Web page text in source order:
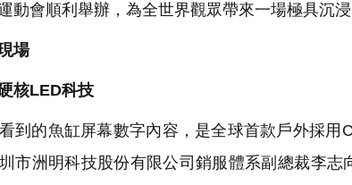
動會順利舉辦，為全世界觀眾帶來一場極具沉
場
核LED科技
到的魚缸屏幕數字內容，是全球首款戶外採用
市洲明科技股份有限公司銷服體系副總裁李